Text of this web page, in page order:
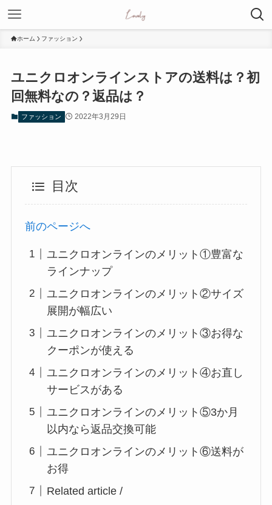
ホーム ファッション
ユニクロオンラインストアの送料は？初
回無料なの？返品は？
ファッション 2022年3月29日
目次
前のページへ
ユニクロオンラインのメリット①豊富な
ラインナップ
ユニクロオンラインのメリット②サイズ
展開が幅広い
ユニクロオンラインのメリット③お得な
クーポンが使える
ユニクロオンラインのメリット④お直し
サービスがある
ユニクロオンラインのメリット⑤3か月
以内なら返品交換可能
ユニクロオンラインのメリット⑥送料が
お得
Related article /